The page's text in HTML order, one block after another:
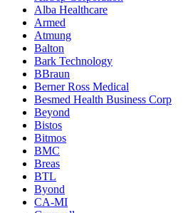
Alba Healthcare
Armed
Atmung
Balton
Bark Technology
BBraun
Berner Ross Medical
Besmed Health Business Corp
Beyond
Bistos
Bitmos
BMC
Breas
BTL
Byond
CA-MI